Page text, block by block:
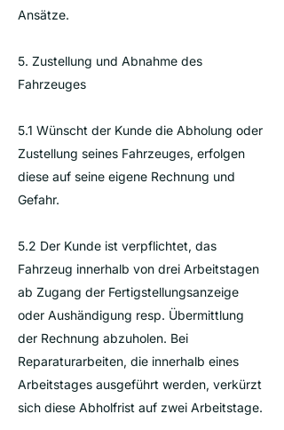
Ansätze.
5. Zustellung und Abnahme des
Fahrzeuges
5.1 Wünscht der Kunde die Abholung oder
Zustellung seines Fahrzeuges, erfolgen
diese auf seine eigene Rechnung und
Gefahr.
5.2 Der Kunde ist verpflichtet, das
Fahrzeug innerhalb von drei Arbeitstagen
ab Zugang der Fertigstellungsanzeige
oder Aushändigung resp. Übermittlung
der Rechnung abzuholen. Bei
Reparaturarbeiten, die innerhalb eines
Arbeitstages ausgeführt werden, verkürzt
sich diese Abholfrist auf zwei Arbeitstage.